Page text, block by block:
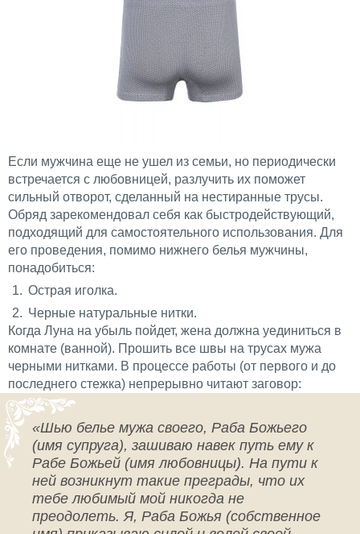
Если мужчина еще не ушел из семьи, но периодически
встречается с любовницей, разлучить их поможет
сильный отворот, сделанный на нестиранные трусы.
Обряд зарекомендовал себя как быстродействующий,
подходящий для самостоятельного использования. Для
его проведения, помимо нижнего белья мужчины,
понадобиться:
Острая иголка.
Черные натуральные нитки.
Когда Луна на убыль пойдет, жена должна уединиться в
комнате (ванной). Прошить все швы на трусах мужа
черными нитками. В процессе работы (от первого и до
последнего стежка) непрерывно читают заговор:
«Шью белье мужа своего, Раба Божьего
(имя супруга), зашиваю навек путь ему к
Рабе Божьей (имя любовницы). На пути к
ней возникнут такие преграды, что их
тебе любимый мой никогда не
преодолеть. Я, Раба Божья (собственное